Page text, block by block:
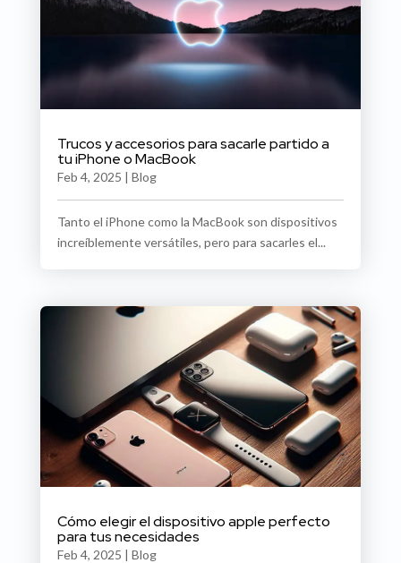
Trucos y accesorios para sacarle partido a
tu iPhone o MacBook
Feb 4, 2025 | Blog
Tanto el iPhone como la MacBook son dispositivos
increíblemente versátiles, pero para sacarles el...
Cómo elegir el dispositivo apple perfecto
para tus necesidades
Feb 4, 2025 | Blog